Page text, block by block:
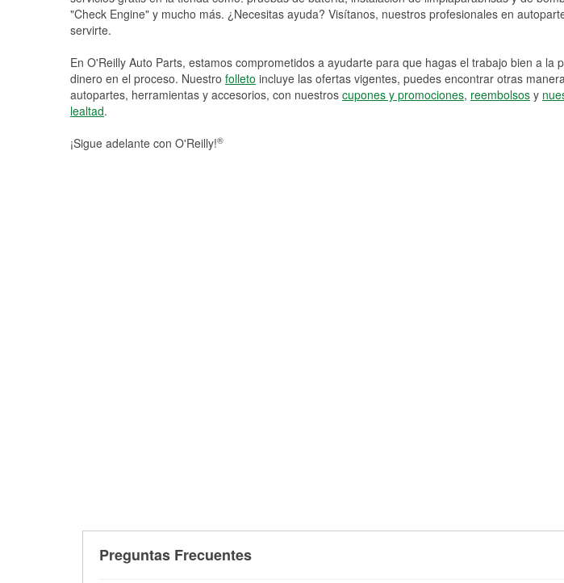
"Check Engine" y mucho más. ¿Necesitas ayuda? Visítanos, nuestros profesionales en
servirte.
En O'Reilly Auto Parts, estamos comprometidos a ayudarte para que hagas el trabajo bien a la
dinero en el proceso. Nuestro folleto incluye las ofertas vigentes, puedes encontrar otras
autopartes, herramientas y accesorios, con nuestros cupones y promociones, reembolsos y
lealtad.
¡Sigue adelante con O'Reilly!®
Preguntas Frecuentes